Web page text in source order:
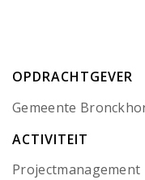
OPDRACHTGEVER
Gemeente
ACTIVITEIT
Projectmanagement